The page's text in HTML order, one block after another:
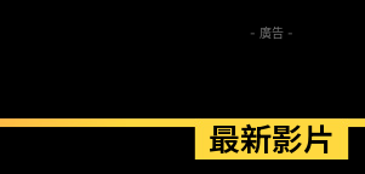
- 廣告 -
最新影片